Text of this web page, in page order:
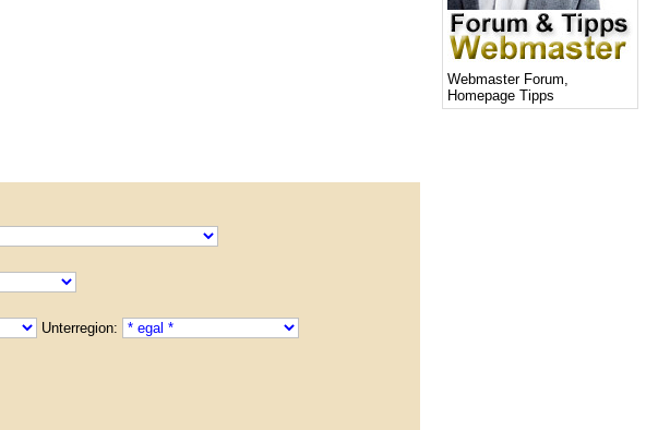
Unterregion:
Webmaster Forum,
Homepage Tipps